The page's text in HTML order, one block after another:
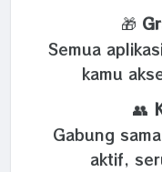
🎁
Semua
kamu
👥
Gabung
aktif,